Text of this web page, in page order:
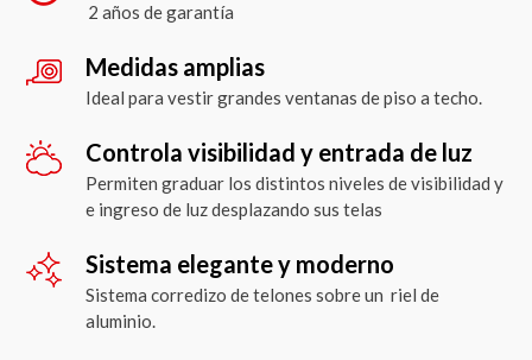
2 años de garantía
Medidas amplias
Ideal para vestir grandes ventanas de piso a techo.
Controla visibilidad y entrada de luz
Permiten graduar los distintos niveles de visibilidad y
e ingreso de luz desplazando sus telas
Sistema elegante y moderno
Sistema corredizo de telones sobre un riel de
aluminio.